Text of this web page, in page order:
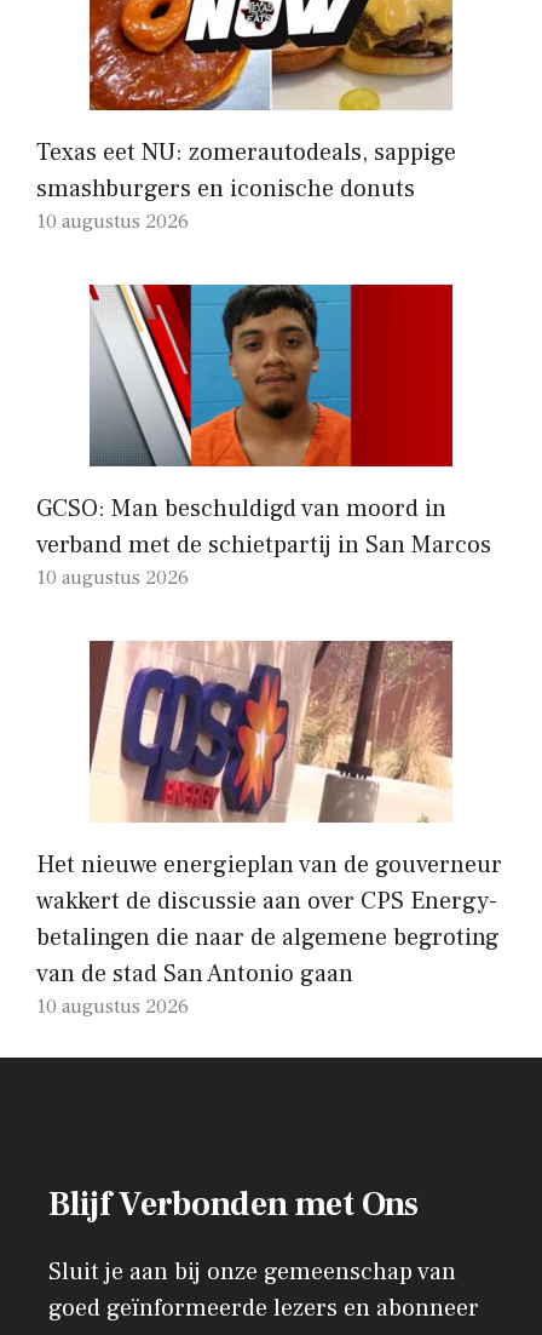
Texas eet NU: zomerautodeals, sappige
smashburgers en iconische donuts
10 augustus 2026
GCSO: Man beschuldigd van moord in
verband met de schietpartij in San Marcos
10 augustus 2026
Het nieuwe energieplan van de gouverneur
wakkert de discussie aan over CPS Energy-
betalingen die naar de algemene begroting
van de stad San Antonio gaan
10 augustus 2026
Blijf Verbonden met Ons
Sluit je aan bij onze gemeenschap van
goed geïnformeerde lezers en abonneer